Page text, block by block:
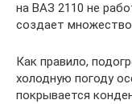
на ВАЗ 2110 не
создает
Как правило,
холодную погоду
покрывается